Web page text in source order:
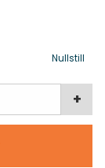
Nullstill
+